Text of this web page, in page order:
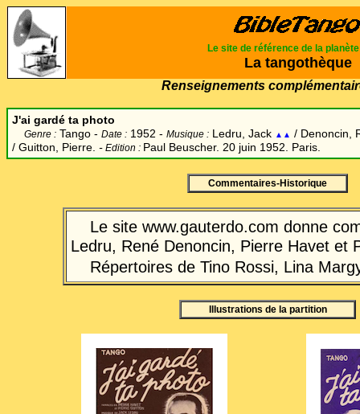
Le site de référence de la planète
La tangothèque
Renseignements
J'ai gardé ta photo
Genre : Tango - Date : 1952 - Musique : Ledru, Jack ▲▲ / Denoncin,
/ Guitton, Pierre. - Edition : Paul Beuscher. 20 juin 1952. Paris.
Commentaires-Historique
Le site www.gauterdo.com donne
Ledru, René Denoncin, Pierre Havet et
Répertoires de Tino Rossi, Lina
Illustrations de la partition